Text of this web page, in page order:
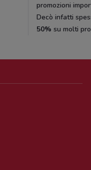
promozioni
Decò infatti
50% su molti